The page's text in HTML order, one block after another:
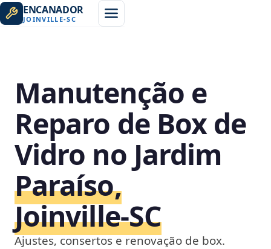
ENCANADOR
JOINVILLE-SC
Manutenção e
Reparo de Box de
Vidro no Jardim
Paraíso,
Joinville‑SC
Ajustes, consertos e renovação de box.